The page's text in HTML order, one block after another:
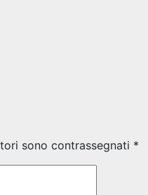
sono contrassegnati *